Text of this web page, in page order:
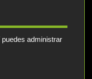
administrar